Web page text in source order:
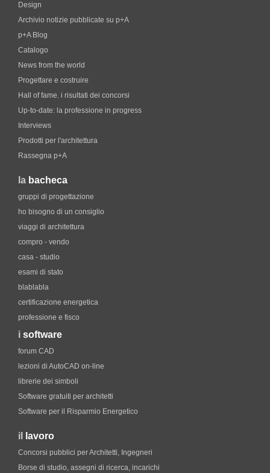
Design
Archivio notizie pubblicate su p+A
p+A Blog
Catalogo
News from the world
Progettare e costruire
Hall of fame. i risultati dei concorsi
Up-to-date: la professione in progress
Interviews
Prodotti per l'architettura
Rassegna p+A
la bacheca
gruppi di progettazione
ho bisogno di un consiglio
viaggi di architettura
compro - vendo
casa - studio
esami di stato
blablabla
certificazione energetica
professione e fisco
i software
forum CAD
lezioni di AutoCAD on-line
librerie dei simboli
Software gratuiti per architetti
Software per il Risparmio Energetico
il lavoro
Concorsi pubblici per Architetti, Ingegneri
Borse di studio, assegni di ricerca, incarichi